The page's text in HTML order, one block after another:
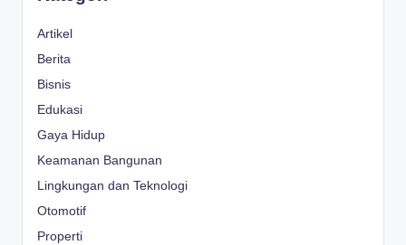
Artikel
Berita
Bisnis
Edukasi
Gaya Hidup
Keamanan Bangunan
Lingkungan dan Teknologi
Otomotif
Properti